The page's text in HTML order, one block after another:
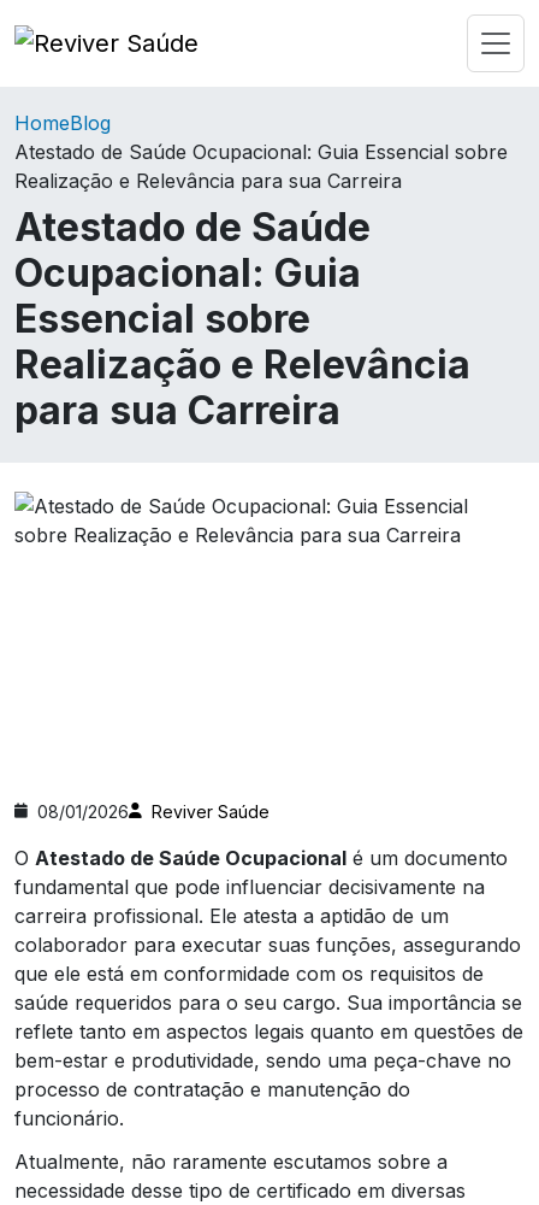
HomeBlog
Atestado de Saúde Ocupacional: Guia Essencial sobre
Realização e Relevância para sua Carreira
Atestado de Saúde
Ocupacional: Guia
Essencial sobre
Realização e Relevância
para sua Carreira
08/01/2026 Reviver Saúde
O Atestado de Saúde Ocupacional é um documento
fundamental que pode influenciar decisivamente na
carreira profissional. Ele atesta a aptidão de um
colaborador para executar suas funções, assegurando
que ele está em conformidade com os requisitos de
saúde requeridos para o seu cargo. Sua importância se
reflete tanto em aspectos legais quanto em questões de
bem-estar e produtividade, sendo uma peça-chave no
processo de contratação e manutenção do
funcionário.
Atualmente, não raramente escutamos sobre a
necessidade desse tipo de certificado em diversas